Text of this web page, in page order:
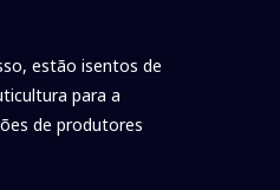
estão isentos de
para a
de produtores